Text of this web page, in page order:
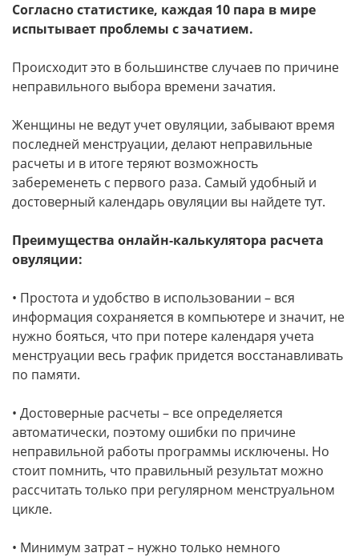
Согласно статистике, каждая 10 пара в мире
испытывает проблемы с зачатием.
Происходит это в большинстве случаев по причине
неправильного выбора времени зачатия.
Женщины не ведут учет овуляции, забывают время
последней менструации, делают неправильные
расчеты и в итоге теряют возможность
забеременеть с первого раза. Самый удобный и
достоверный календарь овуляции вы найдете тут.
Преимущества онлайн-калькулятора расчета
овуляции:
• Простота и удобство в использовании – вся
информация сохраняется в компьютере и значит, не
нужно бояться, что при потере календаря учета
менструации весь график придется восстанавливать
по памяти.
• Достоверные расчеты – все определяется
автоматически, поэтому ошибки по причине
неправильной работы программы исключены. Но
стоит помнить, что правильный результат можно
рассчитать только при регулярном менструальном
цикле.
• Минимум затрат – нужно только немного